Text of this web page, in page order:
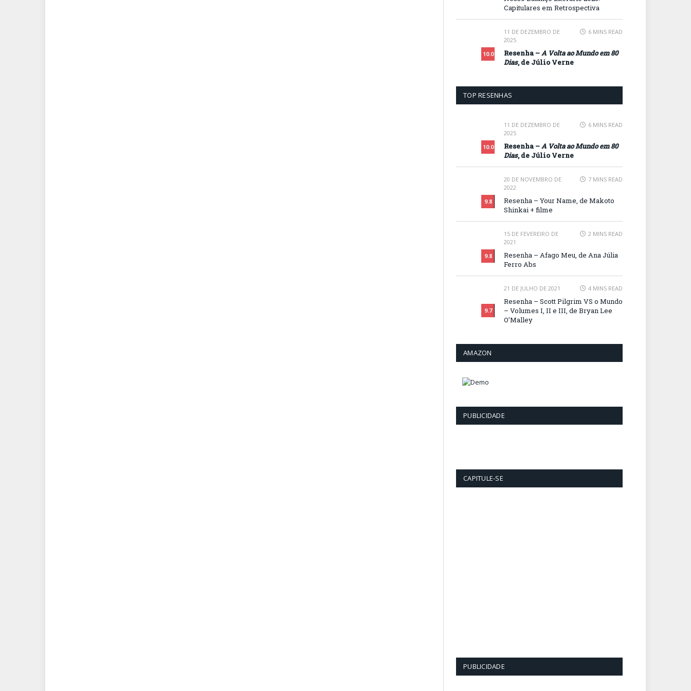
Capitulares em Retrospectiva
10.0
11 DE DEZEMBRO DE
2025
6 MINS READ
Resenha –A Volta ao Mundo em 80
Dias, de Júlio Verne
TOP RESENHAS
10.0
11 DE DEZEMBRO DE
2025
6 MINS READ
Resenha –A Volta ao Mundo em 80
Dias, de Júlio Verne
9.8
20 DE NOVEMBRO DE
2022
7 MINS READ
Resenha – Your Name, de Makoto
Shinkai + filme
9.8
15 DE FEVEREIRO DE
2021
2 MINS READ
Resenha – Afago Meu, de Ana Júlia
Ferro Abs
9.7
21 DE JULHO DE 2021 4 MINS READ
Resenha – Scott Pilgrim VS o Mundo
– Volumes I, II e III, de Bryan Lee
O’Malley
AMAZON
PUBLICIDADE
CAPITULE-SE
PUBLICIDADE